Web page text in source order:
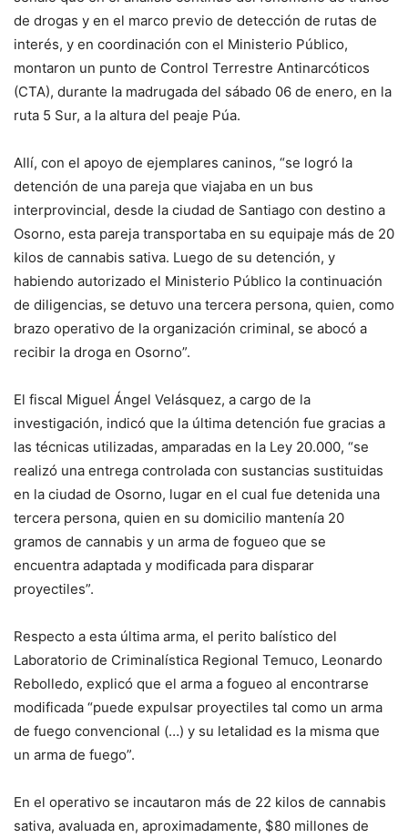
de drogas y en el marco previo de detección de rutas de
interés, y en coordinación con el Ministerio Público,
montaron un punto de Control Terrestre Antinarcóticos
(CTA), durante la madrugada del sábado 06 de enero, en la
ruta 5 Sur, a la altura del peaje Púa.
Allí, con el apoyo de ejemplares caninos, “se logró la
detención de una pareja que viajaba en un bus
interprovincial, desde la ciudad de Santiago con destino a
Osorno, esta pareja transportaba en su equipaje más de 20
kilos de cannabis sativa. Luego de su detención, y
habiendo autorizado el Ministerio Público la continuación
de diligencias, se detuvo una tercera persona, quien, como
brazo operativo de la organización criminal, se abocó a
recibir la droga en Osorno”.
El fiscal Miguel Ángel Velásquez, a cargo de la
investigación, indicó que la última detención fue gracias a
las técnicas utilizadas, amparadas en la Ley 20.000, “se
realizó una entrega controlada con sustancias sustituidas
en la ciudad de Osorno, lugar en el cual fue detenida una
tercera persona, quien en su domicilio mantenía 20
gramos de cannabis y un arma de fogueo que se
encuentra adaptada y modificada para disparar
proyectiles”.
Respecto a esta última arma, el perito balístico del
Laboratorio de Criminalística Regional Temuco, Leonardo
Rebolledo, explicó que el arma a fogueo al encontrarse
modificada “puede expulsar proyectiles tal como un arma
de fuego convencional (…) y su letalidad es la misma que
un arma de fuego”.
En el operativo se incautaron más de 22 kilos de cannabis
sativa, avaluada en, aproximadamente, $80 millones de